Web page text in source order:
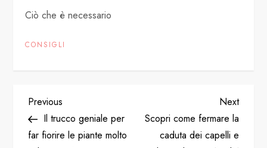
Ciò che è necessario
CONSIGLI
P
o
Previous
Post
Previous
Il trucco geniale per
far fiorire le piante molto
Next
Post
Next
Scopri come fermare la
caduta dei capelli e